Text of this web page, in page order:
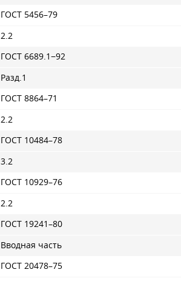
ГОСТ 5456–79
2.2
ГОСТ 6689.1−92
Разд.1
ГОСТ 8864–71
2.2
ГОСТ 10484–78
3.2
ГОСТ 10929–76
2.2
ГОСТ 19241–80
Вводная часть
ГОСТ 20478–75